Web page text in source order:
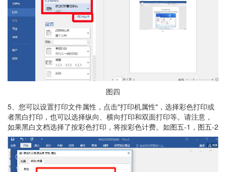
图四
5、您可以设置打印文件属性，点击"打印机属性"，选择彩色打印或
者黑白打印，也可以选择纵向、横向打印和双面打印等。请注意，
如果黑白文档选择了按彩色打印，将按彩色计费。如图五-1，图五-2